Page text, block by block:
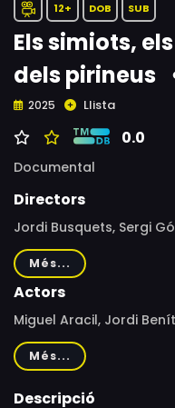
12+ DOB SUB
Els simiots,
dels pirineus
2025 Llista
0.0
Documental
Directors
Jordi Busquets, Sergi
Busquets Albalate
Més...
Actors
Miguel Aracil, Jordi
Joan Pere Vergès
Més...
Descripció